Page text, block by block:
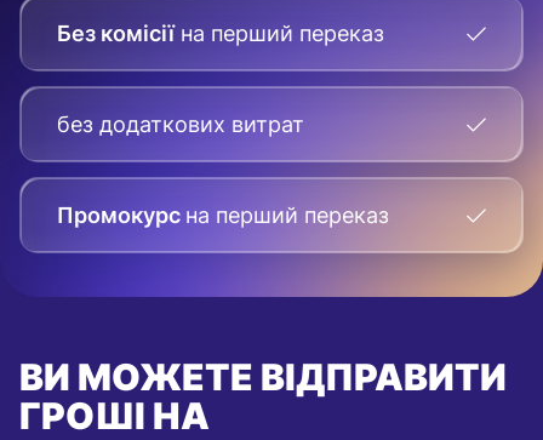
Без комісії на перший переказ
без додаткових витрат
Промокурс на перший переказ
ВИ МОЖЕТЕ ВІДПРАВИТИ
ГРОШІ НА